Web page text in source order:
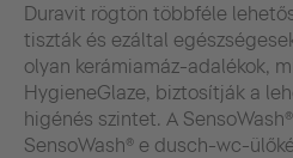
Duravit rögtön többféle
tiszták és ezáltal
olyan kerámiamáz-adalékok,
HygieneGlaze, biztosítják a
higénés szintet. A
SensoWash® e dusch-wc-